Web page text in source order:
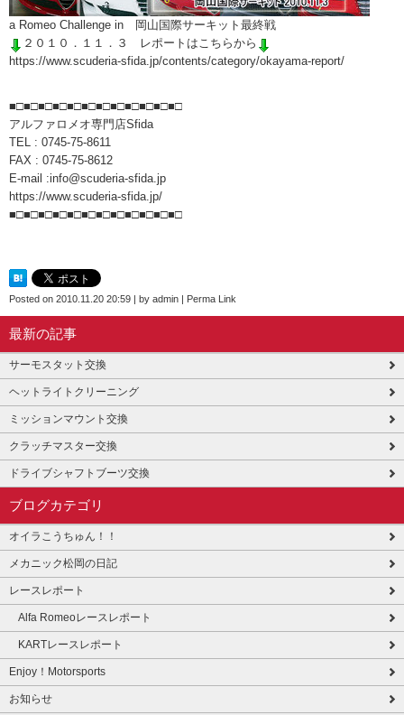
a Romeo Challenge in 岡山国際サーキット最終戦
２０１０．１１．３ レポートはこちらから
https://www.scuderia-sfida.jp/contents/category/okayama-report/
■□■□■□■□■□■□■□■□■□■□■□■□
アルファロメオ専門店Sfida
TEL : 0745-75-8611
FAX : 0745-75-8612
E-mail :info@scuderia-sfida.jp
https://www.scuderia-sfida.jp/
■□■□■□■□■□■□■□■□■□■□■□■□
Posted on 2010.11.20 20:59 | by admin | Perma Link
最新の記事
サーモスタット交換
ヘットライトクリーニング
ミッションマウント交換
クラッチマスター交換
ドライブシャフトブーツ交換
ブログカテゴリ
オイラこうちゅん！！
メカニック松岡の日記
レースレポート
Alfa Romeoレースレポート
KARTレースレポート
Enjoy！Motorsports
お知らせ